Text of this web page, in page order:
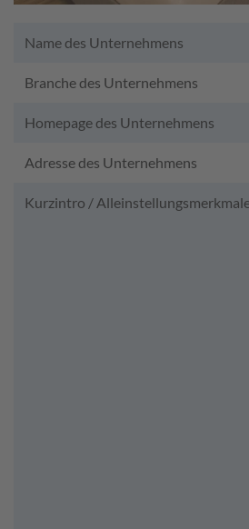
Name des Unternehmens
Branche des Unternehmens
Homepage des Unternehmens
Adresse des Unternehmens
Kurzintro /